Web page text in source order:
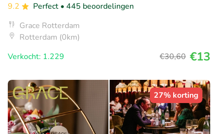
9.2
Perfect • 445 beoordelingen
Grace Rotterdam
Rotterdam (0km)
Verkocht: 1.229
€30,60 €13
27% korting